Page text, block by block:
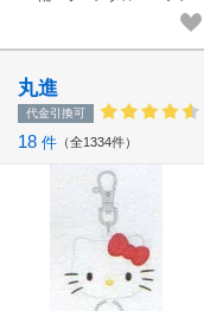
リカン雑貨 アメリカン レ
丸進
代金引換可
18 件 全1334件